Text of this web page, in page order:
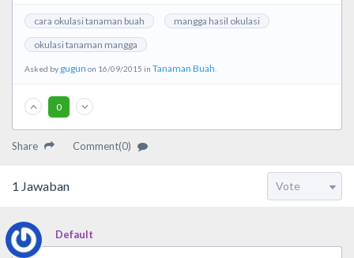
cara okulasi tanaman buah
mangga hasil okulasi
okulasi tanaman mangga
Asked by gugun on 16/09/2015 in Tanaman Buah
0
Share Comment(0)
1 Jawaban
Default